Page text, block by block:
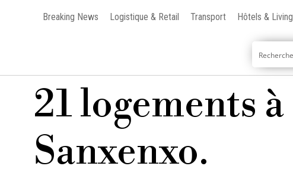
Breaking News Logistique & Retail Transport Hôtels & Living
21 logements à
Sanxenxo.